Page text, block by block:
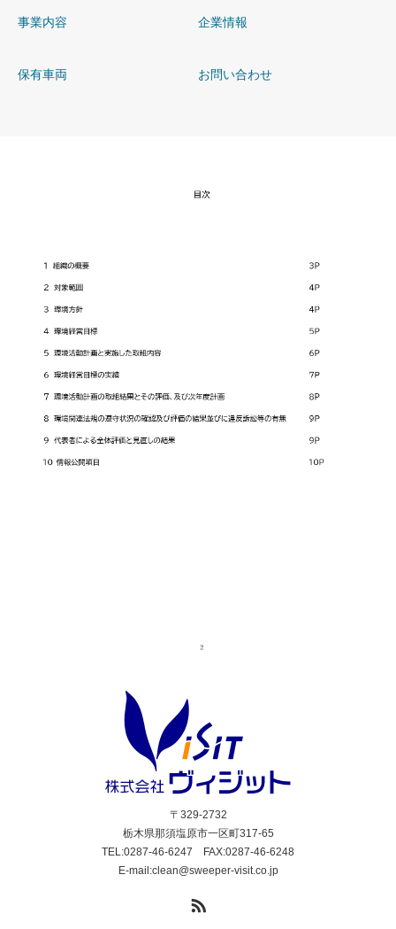
事業内容 企業情報
保有車両 お問い合わせ
〒329-2732
栃木県那須塩原市一区町317-65
TEL:0287-46-6247 FAX:0287-46-6248
E-mail:clean@sweeper-visit.co.jp